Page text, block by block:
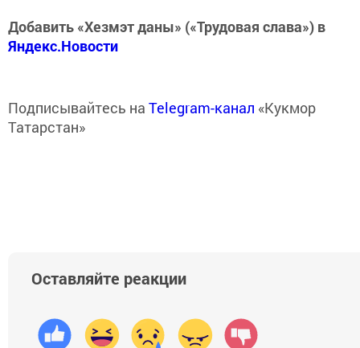
Добавить «Хезмэт даны» («Трудовая слава») в
Яндекс.Новости
Подписывайтесь на Telegram-канал «Кукмор
Татарстан»
Оставляйте реакции